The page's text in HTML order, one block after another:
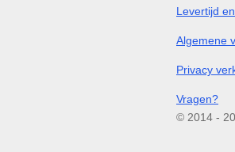
Levertijd
Algemene
Privacy
Vragen?
© 2014 -